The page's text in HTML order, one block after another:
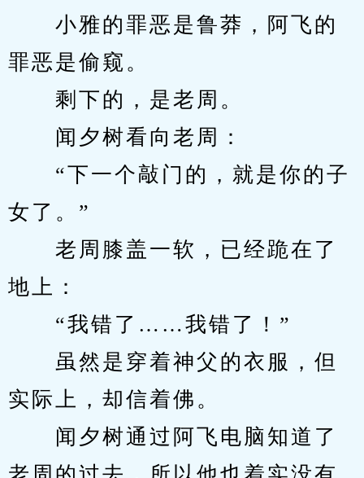
小雅的罪恶是鲁莽，阿飞的
罪恶是偷窥。
剩下的，是老周。
闻夕树看向老周：
“下一个敲门的，就是你的子
女了。”
老周膝盖一软，已经跪在了
地上：
“我错了……我错了！”
虽然是穿着神父的衣服，但
实际上，却信着佛。
闻夕树通过阿飞电脑知道了